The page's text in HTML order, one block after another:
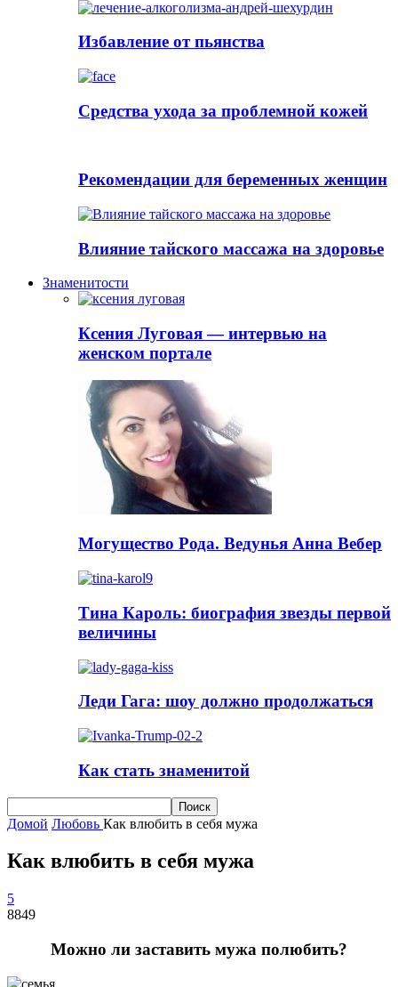
Избавление от пьянства
Cредства ухода за проблемной кожей
Рекомендации для беременных женщин
Влияние тайского массажа на здоровье
Знаменитости
Ксения Луговая — интервью на
женском портале
Могущество Рода. Ведунья Анна Вебер
Тина Кароль: биография звезды первой
величины
Леди Гага: шоу должно продолжаться
Как стать знаменитой
Домой Любовь Как влюбить в себя мужа
Как влюбить в себя мужа
5
8849
Можно ли заставить мужа полюбить?